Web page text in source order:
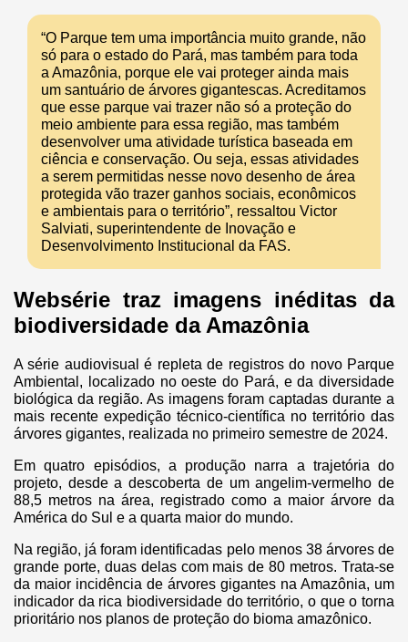
“O Parque tem uma importância muito grande, não
só para o estado do Pará, mas também para toda
a Amazônia, porque ele vai proteger ainda mais
um santuário de árvores gigantescas. Acreditamos
que esse parque vai trazer não só a proteção do
meio ambiente para essa região, mas também
desenvolver uma atividade turística baseada em
ciência e conservação. Ou seja, essas atividades
a serem permitidas nesse novo desenho de área
protegida vão trazer ganhos sociais, econômicos
e ambientais para o território”, ressaltou Victor
Salviati, superintendente de Inovação e
Desenvolvimento Institucional da FAS.
Websérie traz imagens inéditas da
biodiversidade da Amazônia
A série audiovisual é repleta de registros do novo Parque
Ambiental, localizado no oeste do Pará, e da diversidade
biológica da região. As imagens foram captadas durante a
mais recente expedição técnico-científica no território das
árvores gigantes, realizada no primeiro semestre de 2024.
Em quatro episódios, a produção narra a trajetória do
projeto, desde a descoberta de um angelim-vermelho de
88,5 metros na área, registrado como a maior árvore da
América do Sul e a quarta maior do mundo.
Na região, já foram identificadas pelo menos 38 árvores de
grande porte, duas delas com mais de 80 metros. Trata-se
da maior incidência de árvores gigantes na Amazônia, um
indicador da rica biodiversidade do território, o que o torna
prioritário nos planos de proteção do bioma amazônico.